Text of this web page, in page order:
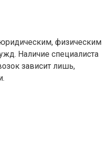
физическим
Наличие специалиста
зависит лишь,